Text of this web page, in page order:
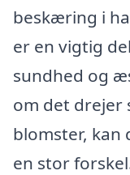
beskæring i
er en vigtig
sundhed og
om det drejer
blomster,
en stor